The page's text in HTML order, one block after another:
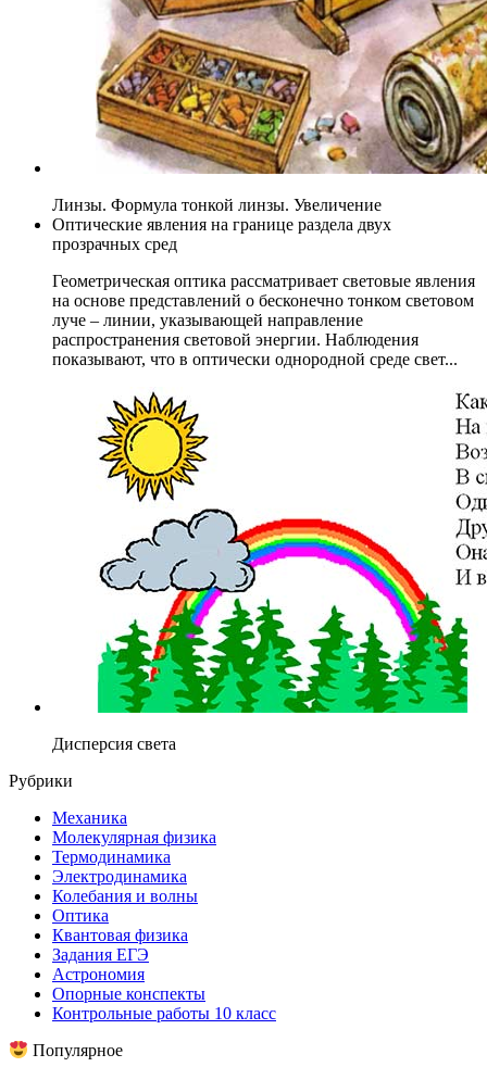
Линзы. Формула тонкой линзы. Увеличение
Оптические явления на границе раздела двух
прозрачных сред
Геометрическая оптика рассматривает световые явления
на основе представлений о бесконечно тонком световом
луче – линии, указывающей направление
распространения световой энергии. Наблюдения
показывают, что в оптически однородной среде свет...
Дисперсия света
Рубрики
Механика
Молекулярная физика
Термодинамика
Электродинамика
Колебания и волны
Оптика
Квантовая физика
Задания ЕГЭ
Астрономия
Опорные конспекты
Контрольные работы 10 класс
Популярное